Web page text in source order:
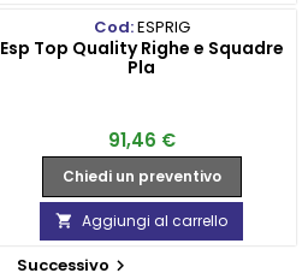
Cod:ESPRIG
Esp Top Quality Righe e Squadre
Pla
Prezzo
91,46 €
Chiedi un preventivo
 Aggiungi al carrello
Successivo 